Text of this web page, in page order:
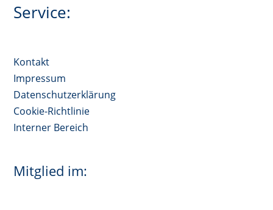
Service:
Kontakt
Impressum
Datenschutzerklärung
Cookie-Richtlinie
Interner Bereich
Mitglied im: